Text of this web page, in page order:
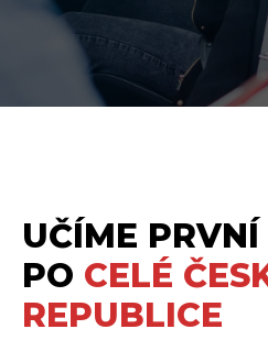
UČÍME
PO CELÉ
REPUBLICE